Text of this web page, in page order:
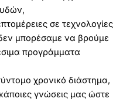
σε τεχνολογίες
μπορέσαμε να βρούμε
προγράμματα
χρονικό διάστημα,
γνώσεις μας ώστε